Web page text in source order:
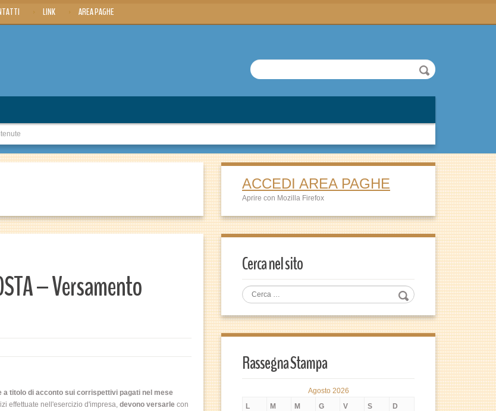
LINK AREA PAGHE
– Versamento
a titolo di acconto sui corrispettivi pagati nel mese
effettuate nell'esercizio d'impresa, devono versarle con
ACCEDI AREA PAGHE
Aprire con Mozilla Firefox
Cerca nel sito
Rassegna Stampa
Agosto 2026
L
M M G V S D